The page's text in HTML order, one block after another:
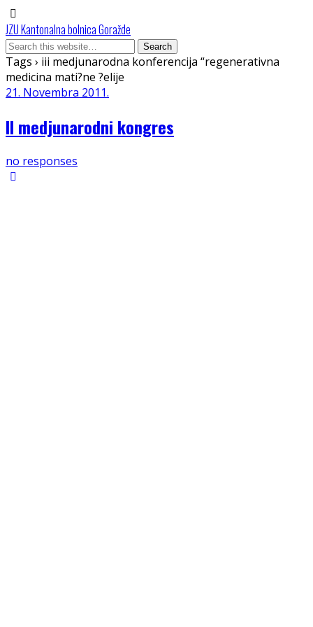
JZU Kantonalna bolnica Goražde
Tags › iii medjunarodna konferencija “regenerativna
medicina mati?ne ?elije
21. Novembra 2011.
II medjunarodni kongres
no responses